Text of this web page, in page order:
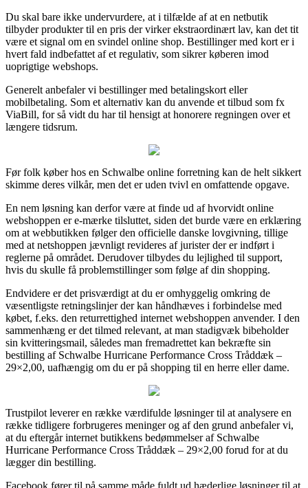
Du skal bare ikke undervurdere, at i tilfælde af at en netbutik
tilbyder produkter til en pris der virker ekstraordinært lav, kan det tit
være et signal om en svindel online shop. Bestillinger med kort er i
hvert fald indbefattet af et regulativ, som sikrer køberen imod
uoprigtige webshops.
Generelt anbefaler vi bestillinger med betalingskort eller
mobilbetaling. Som et alternativ kan du anvende et tilbud som fx
ViaBill, for så vidt du har til hensigt at honorere regningen over et
længere tidsrum.
Før folk køber hos en Schwalbe online forretning kan de helt sikkert
skimme deres vilkår, men det er uden tvivl en omfattende opgave.
En nem løsning kan derfor være at finde ud af hvorvidt online
webshoppen er e-mærke tilsluttet, siden det burde være en erklæring
om at webbutikken følger den officielle danske lovgivning, tillige
med at netshoppen jævnligt revideres af jurister der er indført i
reglerne på området. Derudover tilbydes du lejlighed til support,
hvis du skulle få problemstillinger som følge af din shopping.
Endvidere er det prisværdigt at du er omhyggelig omkring de
væsentligste retningslinjer der kan håndhæves i forbindelse med
købet, f.eks. den returrettighed internet webshoppen anvender. I den
sammenhæng er det tilmed relevant, at man stadigvæk bibeholder
sin kvitteringsmail, således man fremadrettet kan bekræfte sin
bestilling af Schwalbe Hurricane Performance Cross Tråddæk –
29×2,00, uafhængig om du er på shopping til en herre eller dame.
Trustpilot leverer en række værdifulde løsninger til at analysere en
række tidligere forbrugeres meninger og af den grund anbefaler vi,
at du eftergår internet butikkens bedømmelser af Schwalbe
Hurricane Performance Cross Tråddæk – 29×2,00 forud for at du
lægger din bestilling.
Facebook fører til på samme måde fuldt ud hæderlige løsninger til at